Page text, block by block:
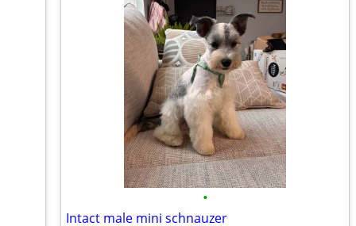
•
Intact male mini schnauzer